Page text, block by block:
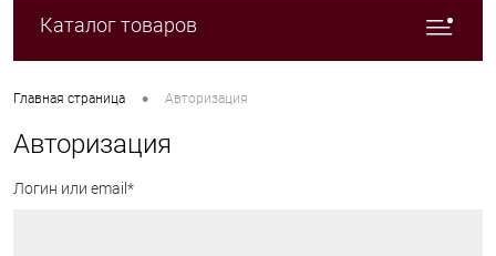
Каталог товаров
Главная страница • Авторизация
Авторизация
Логин или email*